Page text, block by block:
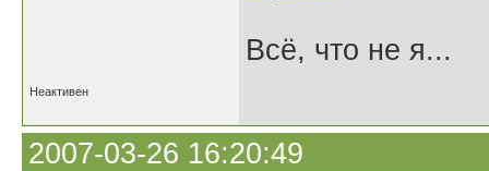
Всё, что не я...
Неактивен
2007-03-26 16:20:49